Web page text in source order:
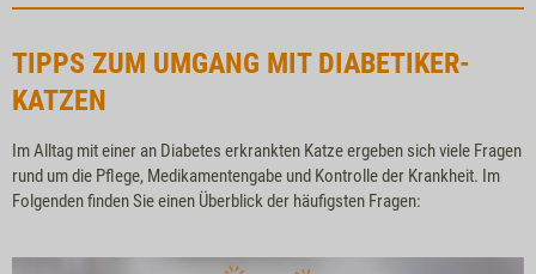
TIPPS ZUM UMGANG MIT DIABETIKER-
KATZEN
Im Alltag mit einer an Diabetes erkrankten Katze ergeben sich viele Fragen
rund um die Pflege, Medikamentengabe und Kontrolle der Krankheit. Im
Folgenden finden Sie einen Überblick der häufigsten Fragen: